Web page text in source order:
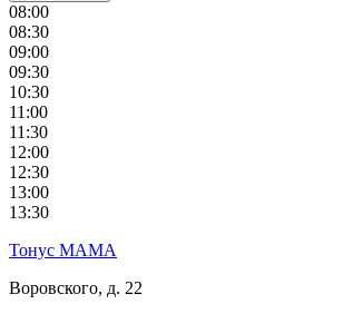
08:00
08:30
09:00
09:30
10:30
11:00
11:30
12:00
12:30
13:00
13:30
Тонус МАМА
Воровского, д. 22